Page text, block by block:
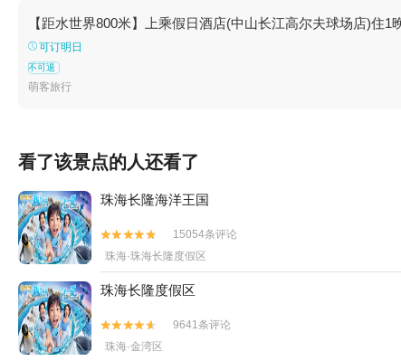
【距水世界800米】上乘假日酒店(中山长江高尔夫球场店)住
可订明日
不可退
萌客旅行
看了该景点的人还看了
珠海长隆海洋王国


15054条评论
珠海·珠海长隆度假区
珠海长隆度假区


9641条评论
珠海·金湾区